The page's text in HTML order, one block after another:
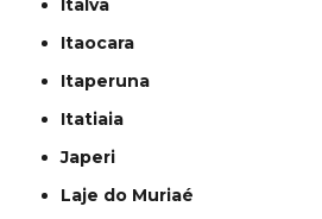
Italva
Itaocara
Itaperuna
Itatiaia
Japeri
Laje do Muriaé